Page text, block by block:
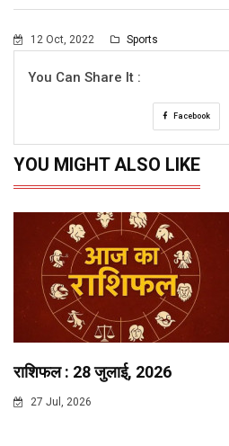
12 Oct, 2022 Sports
You Can Share It :
Facebook
YOU MIGHT ALSO LIKE
राशिफल : 28 जुलाई, 2026
27 Jul, 2026